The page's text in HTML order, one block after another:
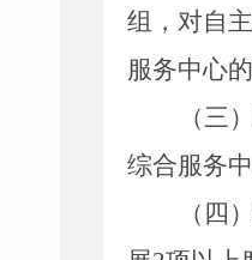
组，对自
服务中心
（三
综合服务
（四